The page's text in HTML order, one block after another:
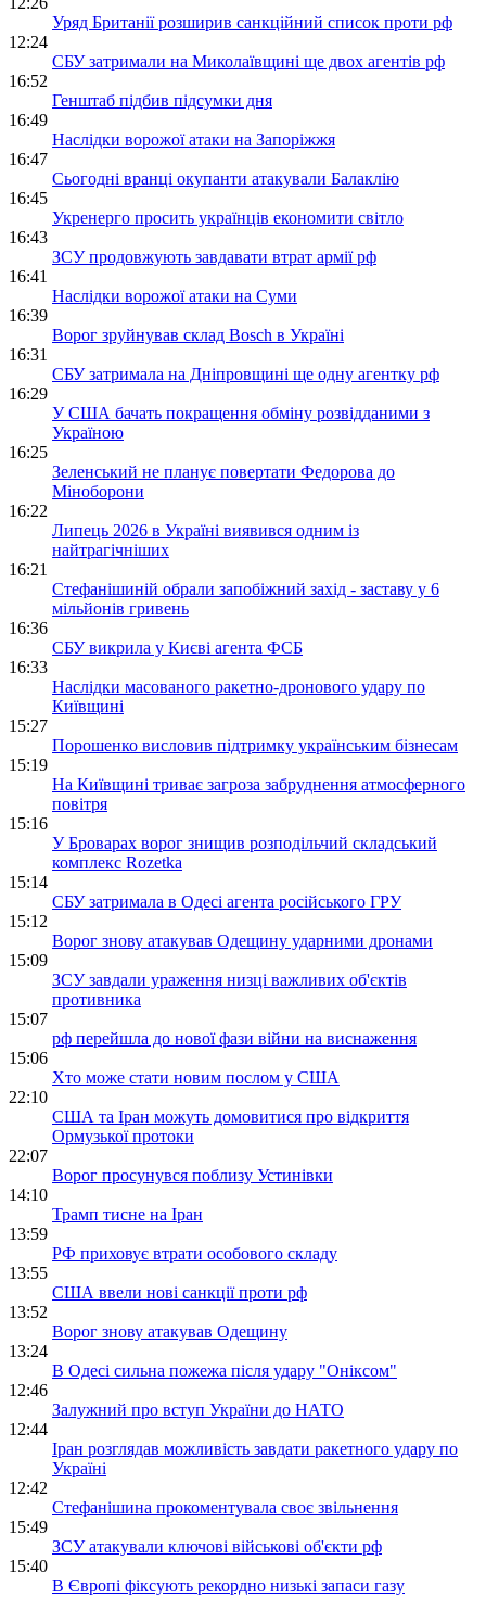
Уряд Британії розширив санкційний список проти рф
12:24
СБУ затримали на Миколаївщині ще двох агентів рф
16:52
Генштаб підбив підсумки дня
16:49
Наслідки ворожої атаки на Запоріжжя
16:47
Сьогодні вранці окупанти атакували Балаклію
16:45
Укренерго просить українців економити світло
16:43
ЗСУ продовжують завдавати втрат армії рф
16:41
Наслідки ворожої атаки на Суми
16:39
Ворог зруйнував склад Bosch в Україні
16:31
СБУ затримала на Дніпровщині ще одну агентку рф
16:29
У США бачать покращення обміну розвідданими з
Україною
16:25
Зеленський не планує повертати Федорова до
Міноборони
16:22
Липець 2026 в Україні виявився одним із
найтрагічніших
16:21
Стефанішиній обрали запобіжний захід - заставу у 6
мільйонів гривень
16:36
СБУ викрила у Києві агента ФСБ
16:33
Наслідки масованого ракетно-дронового удару по
Київщині
15:27
Порошенко висловив підтримку українським бізнесам
15:19
На Київщині триває загроза забруднення атмосферного
повітря
15:16
У Броварах ворог знищив розподільчий складський
комплекс Rozetka
15:14
СБУ затримала в Одесі агента російського ГРУ
15:12
Ворог знову атакував Одещину ударними дронами
15:09
ЗСУ завдали ураження низці важливих об'єктів
противника
15:07
рф перейшла до нової фази війни на виснаження
15:06
Хто може стати новим послом у США
22:10
США та Іран можуть домовитися про відкриття
Ормузької протоки
22:07
Ворог просунувся поблизу Устинівки
14:10
Трамп тисне на Іран
13:59
РФ приховує втрати особового складу
13:55
США ввели нові санкції проти рф
13:52
Ворог знову атакував Одещину
13:24
В Одесі сильна пожежа після удару "Оніксом"
12:46
Залужний про вступ України до НАТО
12:44
Іран розглядав можливість завдати ракетного удару по
Україні
12:42
Стефанішина прокоментувала своє звільнення
15:49
ЗСУ атакували ключові військові об'єкти рф
15:40
В Європі фіксують рекордно низькі запаси газу